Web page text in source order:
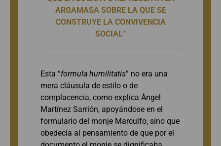
ARGAMASA SOBRE LA QUE SE
CONSTRUYE LA CONVIVENCIA
SOCIAL”
Esta “formula humilitatis” no era una
mera cláusula de estilo o de
complacencia, como explica Ángel
Martínez Sarrión, apoyándose en el
formulario del monje Marculfo, sino que
obedecía al pensamiento de que por el